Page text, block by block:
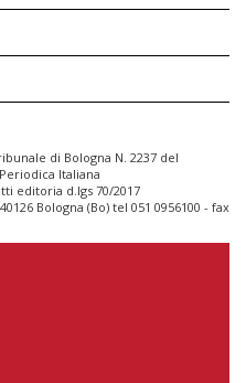
di Bologna N. 2237 del
Italiana
editoria d.lgs 70/2017
Bologna (Bo) tel 051 0956100 - fax